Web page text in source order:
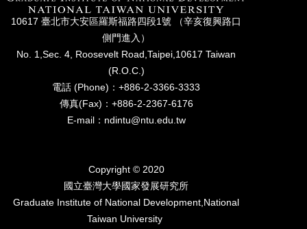
學
10617 臺北市⼤安區羅斯福路四段1號 （辛亥復興路⼝
側⾨進入）
No. 1,Sec. 4, Roosevelt Road,Taipei,10617 Taiwan
(R.O.C.)
電話 (Phone)：+886-2-3366-3333
傳真(Fax)：+886-2-2367-6176
E-mail：ndintu@ntu.edu.tw
Copyright © 2020
國立臺灣⼤學國家發展研究所
Graduate Institute of National Development,National
Taiwan University